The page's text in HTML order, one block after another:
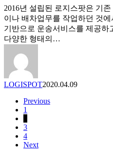
에
게
‘코
로
키
트’
리
플
랫
폼’으
로
운
송
2016년 설립된 로지스팟은 기
이나 배차업무를 작업하던 것
기반으로 운송서비스를 제공하
다양한 형태의…
LOGISPOT2020.04.09
Previous
1
3
4
Next